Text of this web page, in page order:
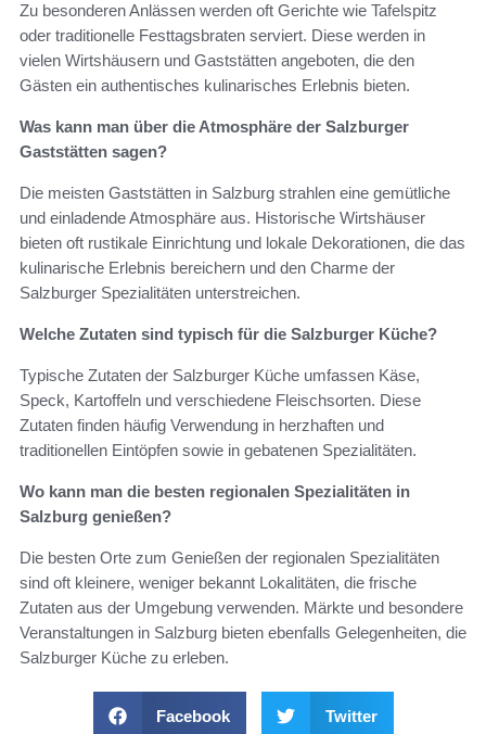
Zu besonderen Anlässen werden oft Gerichte wie Tafelspitz
oder traditionelle Festtagsbraten serviert. Diese werden in
vielen Wirtshäusern und Gaststätten angeboten, die den
Gästen ein authentisches kulinarisches Erlebnis bieten.
Was kann man über die Atmosphäre der Salzburger
Gaststätten sagen?
Die meisten Gaststätten in Salzburg strahlen eine gemütliche
und einladende Atmosphäre aus. Historische Wirtshäuser
bieten oft rustikale Einrichtung und lokale Dekorationen, die das
kulinarische Erlebnis bereichern und den Charme der
Salzburger Spezialitäten unterstreichen.
Welche Zutaten sind typisch für die Salzburger Küche?
Typische Zutaten der Salzburger Küche umfassen Käse,
Speck, Kartoffeln und verschiedene Fleischsorten. Diese
Zutaten finden häufig Verwendung in herzhaften und
traditionellen Eintöpfen sowie in gebatenen Spezialitäten.
Wo kann man die besten regionalen Spezialitäten in
Salzburg genießen?
Die besten Orte zum Genießen der regionalen Spezialitäten
sind oft kleinere, weniger bekannt Lokalitäten, die frische
Zutaten aus der Umgebung verwenden. Märkte und besondere
Veranstaltungen in Salzburg bieten ebenfalls Gelegenheiten, die
Salzburger Küche zu erleben.
Facebook Twitter